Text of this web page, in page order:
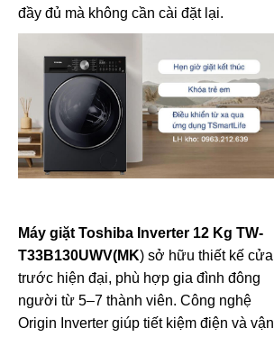
đầy đủ mà không cần cài đặt lại.
Máy giặt Toshiba Inverter 12 Kg TW-
T33B130UWV(MK) sở hữu thiết kế cửa
trước hiện đại, phù hợp gia đình đông
người từ 5–7 thành viên. Công nghệ
Origin Inverter giúp tiết kiệm điện và vận